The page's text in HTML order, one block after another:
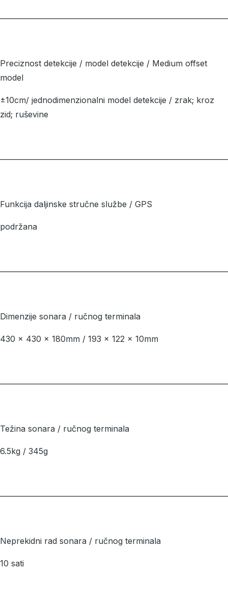
Preciznost detekcije / model detekcije / Medium offset
model
±10cm/ jednodimenzionalni model detekcije / zrak; kroz
zid; ruševine
Funkcija daljinske stručne službe / GPS
podržana
Dimenzije sonara / ručnog terminala
430 x 430 x 180mm / 193 x 122 x 10mm
Težina sonara / ručnog terminala
6.5kg / 345g
Neprekidni rad sonara / ručnog terminala
10 sati